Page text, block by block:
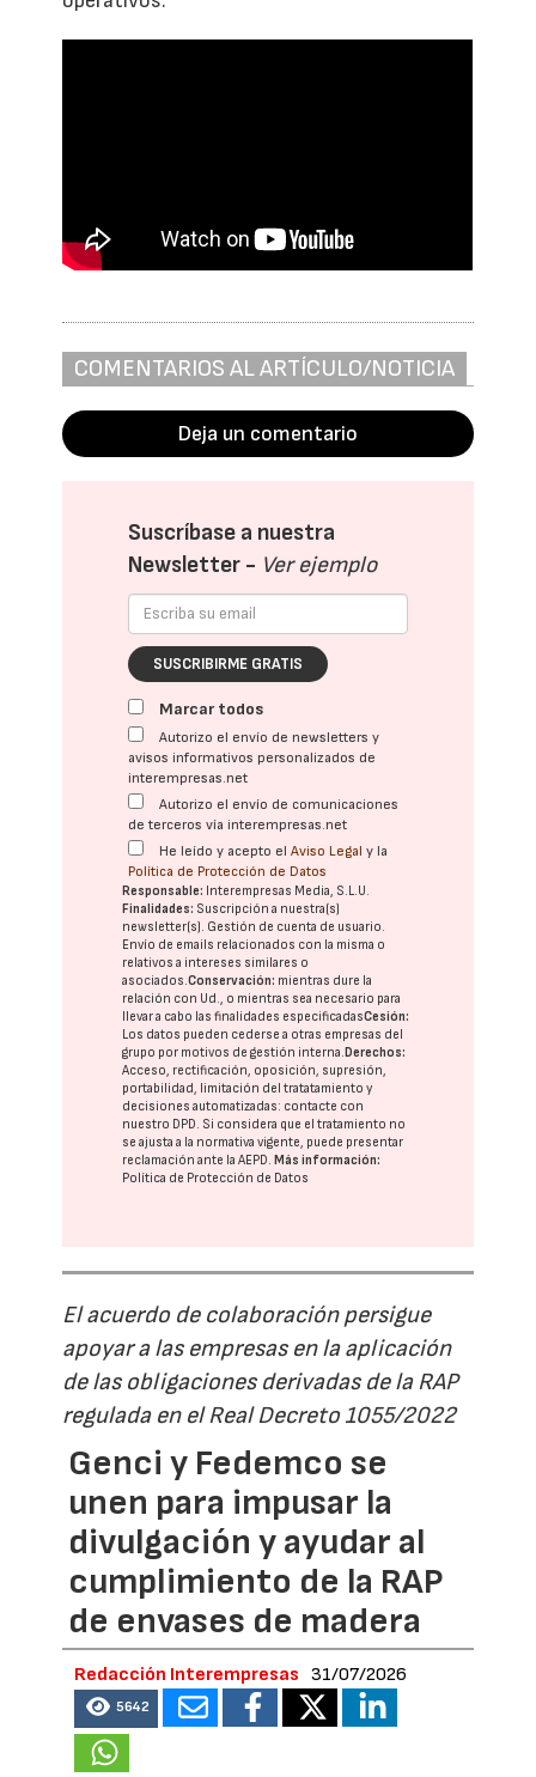
COMENTARIOS AL ARTÍCULO/NOTICIA
Deja un comentario
Suscríbase a nuestra
Newsletter - Ver ejemplo
SUSCRIBIRME GRATIS
Marcar todos
Autorizo el envío de newsletters y
avisos informativos personalizados de
interempresas.net
Autorizo el envío de comunicaciones
de terceros vía interempresas.net
He leído y acepto elAviso Legal y la
Política de Protección de Datos
Responsable: Interempresas Media, S.L.U.
Finalidades: Suscripción a nuestra(s)
newsletter(s). Gestión de cuenta de usuario.
Envío de emails relacionados con la misma o
relativos a intereses similares o
asociados.Conservación: mientras dure la
relación con Ud., o mientras sea necesario para
llevar a cabo las finalidades especificadasCesión:
Los datos pueden cederse a otras empresas del
grupo por motivos de gestión interna.Derechos:
Acceso, rectificación, oposición, supresión,
portabilidad, limitación del tratatamiento y
decisiones automatizadas: contacte con
nuestro DPD. Si considera que el tratamiento no
se ajusta a la normativa vigente, puede presentar
reclamación ante laAEPD.Más información:
Política de Protección de Datos
El acuerdo de colaboración persigue
apoyar a las empresas en la aplicación
de las obligaciones derivadas de la RAP
regulada en el Real Decreto 1055/2022
Genci y Fedemco se
unen para impusar la
divulgación y ayudar al
cumplimiento de la RAP
de envases de madera
Redacción Interempresas 31/07/2026
5642